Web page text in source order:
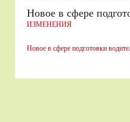
Новое в сфере
ИЗМЕНЕНИЯ
Новое в сфере подготовки